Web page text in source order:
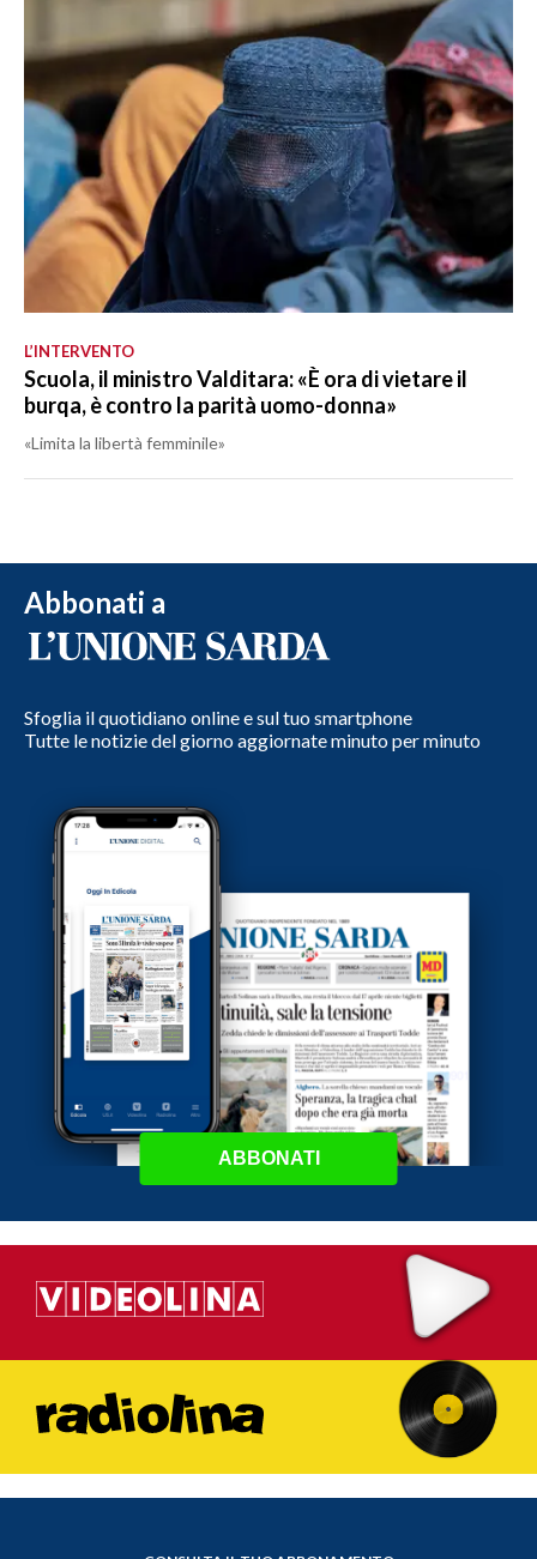
L’INTERVENTO
Scuola, il ministro Valditara: «È ora di vietare il
burqa, è contro la parità uomo-donna»
«Limita la libertà femminile»
Abbonati a
Sfoglia il quotidiano online e sul tuo smartphone
Tutte le notizie del giorno aggiornate minuto per minuto
ABBONATI